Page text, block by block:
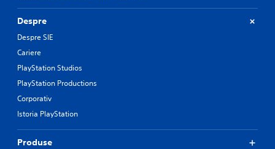
Despre
Despre SIE
Cariere
PlayStation Studios
PlayStation Productions
Corporativ
Istoria PlayStation
Produse